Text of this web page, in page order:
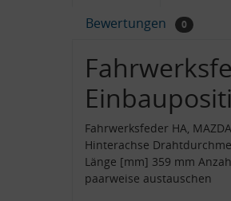
Bewertungen
0
Fahrwerksfeder HA,
Hinterachse
Länge [mm] 359 mm
paarweise austauschen